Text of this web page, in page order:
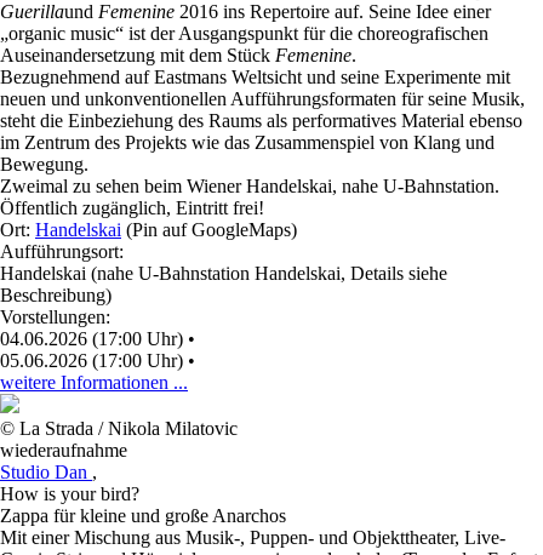
Guerillaund Femenine 2016 ins Repertoire auf. Seine Idee einer
„organic music“ ist der Ausgangspunkt für die choreografischen
Auseinandersetzung mit dem Stück Femenine.
Bezugnehmend auf Eastmans Weltsicht und seine Experimente mit
neuen und unkonventionellen Aufführungsformaten für seine Musik,
steht die Einbeziehung des Raums als performatives Material ebenso
im Zentrum des Projekts wie das Zusammenspiel von Klang und
Bewegung.
Zweimal zu sehen beim Wiener Handelskai, nahe U-Bahnstation.
Öffentlich zugänglich, Eintritt frei!
Ort: Handelskai (Pin auf GoogleMaps)
Aufführungsort:
Handelskai (nahe U-Bahnstation Handelskai, Details siehe
Beschreibung)
Vorstellungen:
04.06.2026 (17:00 Uhr) •
05.06.2026 (17:00 Uhr) •
weitere Informationen ...
© La Strada / Nikola Milatovic
wiederaufnahme
Studio Dan ,
How is your bird?
Zappa für kleine und große Anarchos
Mit einer Mischung aus Musik-, Puppen- und Objekttheater, Live-